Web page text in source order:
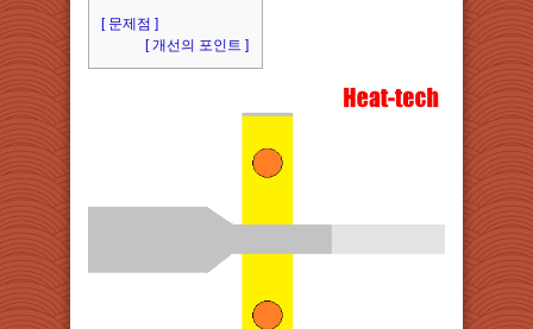
[ 문제점 ]
[ 개선의 포인트 ]